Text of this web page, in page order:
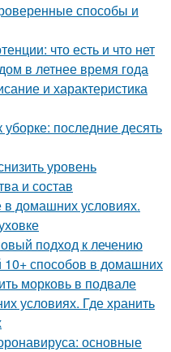
способы и
что есть и что нет
в летнее время года
и характеристика
уборке: последние десять
уровень
и состав
домашних условиях.
подход к лечению
10+ способов в домашних
морковь в подвале
условиях. Где хранить
основные